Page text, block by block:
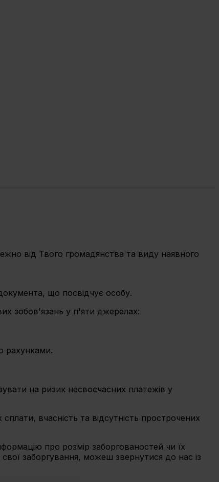
від Твого громадянства та виду наявного
що посвідчує особу.
зобов'язань у п'яти джерелах:
рахунками.
на ризик несвоєчасних платежів у
вчасність та відсутність прострочених
про розмір заборгованостей чи їх
заборгування, можеш звернутися до нас із